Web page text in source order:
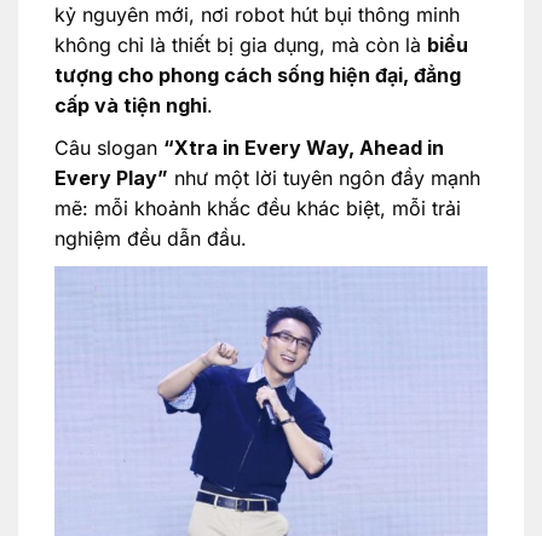
kỷ nguyên mới, nơi robot hút bụi thông minh
không chỉ là thiết bị gia dụng, mà còn là biểu
tượng cho phong cách sống hiện đại, đẳng
cấp và tiện nghi.
Câu slogan “Xtra in Every Way, Ahead in
Every Play” như một lời tuyên ngôn đầy mạnh
mẽ: mỗi khoảnh khắc đều khác biệt, mỗi trải
nghiệm đều dẫn đầu.